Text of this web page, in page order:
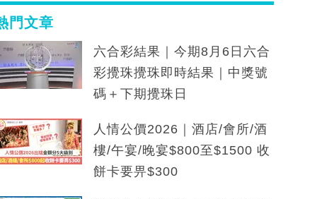
門文章
六合彩結果｜今期8月6日六合
彩攪珠攪珠即時結果｜中獎號
碼＋下期攪珠日
人情公價2026｜酒店/會所/酒
樓/午宴/晚宴$800至$1500 收
餅卡要畀$300